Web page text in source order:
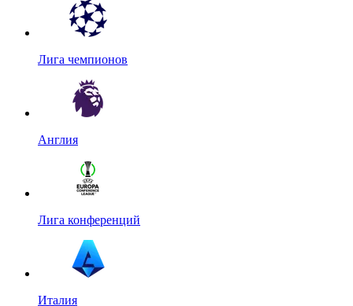
Лига чемпионов
Англия
Лига конференций
Италия